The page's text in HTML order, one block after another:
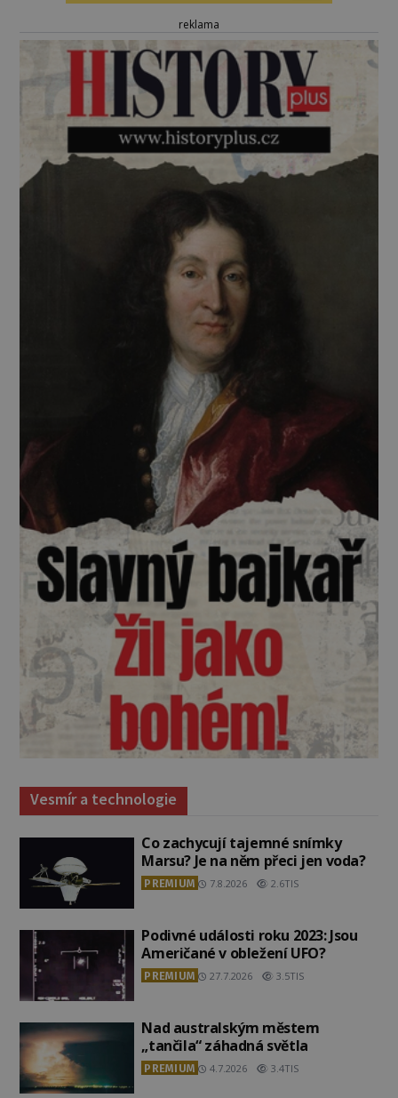
reklama
Vesmír a technologie
Co zachycují tajemné snímky
Marsu? Je na něm přeci jen voda?
PREMIUM 7.8.2026 2.6TIS
Podivné události roku 2023: Jsou
Američané v obležení UFO?
PREMIUM 27.7.2026 3.5TIS
Nad australským městem
„tančila“ záhadná světla
PREMIUM 4.7.2026 3.4TIS